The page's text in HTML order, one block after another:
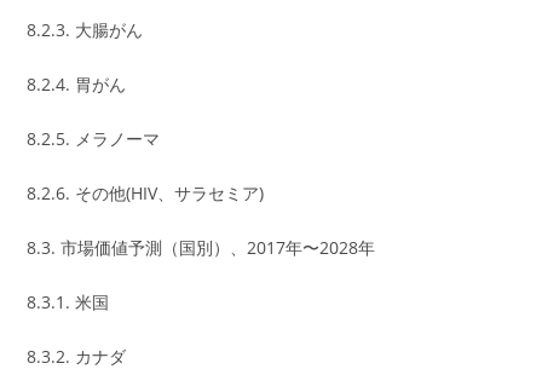
8.2.3. 大腸がん
8.2.4. 胃がん
8.2.5. メラノーマ
8.2.6. その他(HIV、サラセミア)
8.3. 市場価値予測（国別）、2017年〜2028年
8.3.1. 米国
8.3.2. カナダ